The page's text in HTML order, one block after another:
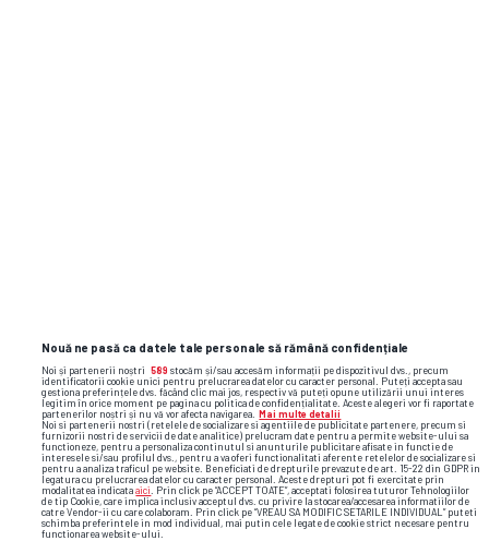
Nouă ne pasă ca datele tale personale să rămână confidențiale
Noi și partenerii noștri 589 stocăm și/sau accesăm informații pe dispozitivul dvs., precum
identificatorii cookie unici pentru prelucrarea datelor cu caracter personal. Puteți accepta sau
gestiona preferințele dvs. făcând clic mai jos, respectiv vă puteți opune utilizării unui interes
legitim în orice moment pe pagina cu politica de confidențialitate. Aceste alegeri vor fi raportate
partenerilor noștri și nu vă vor afecta navigarea. Mai multe detalii
Noi si partenerii nostri (retelele de socializare si agentiile de publicitate partenere, precum si
furnizorii nostri de servicii de date analitice) prelucram date pentru a permite website-ului sa
functioneze, pentru a personaliza continutul si anunturile publicitare afisate in functie de
interesele si/sau profilul dvs., pentru a va oferi functionalitati aferente retelelor de socializare si
pentru a analiza traficul pe website. Beneficiati de drepturile prevazute de art. 15-22 din GDPR in
legatura cu prelucrarea datelor cu caracter personal. Aceste drepturi pot fi exercitate prin
modalitatea indicataaici
. Prin click pe “ACCEPT TOATE”, acceptati folosirea tuturor Tehnologiilor
de tip Cookie, care implica inclusiv acceptul dvs. cu privire la stocarea/accesarea informatiilor de
catre Vendor-ii cu care colaboram. Prin click pe “VREAU SA MODIFIC SETARILE INDIVIDUAL” puteti
schimba preferintele in mod individual, mai putin cele legate de cookie strict necesare pentru
functionarea website-ului.